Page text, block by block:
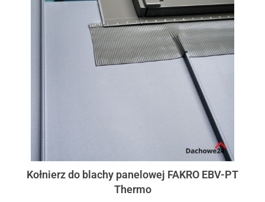
Kołnierz do blachy panelowej FAKRO EBV-PT
Thermo